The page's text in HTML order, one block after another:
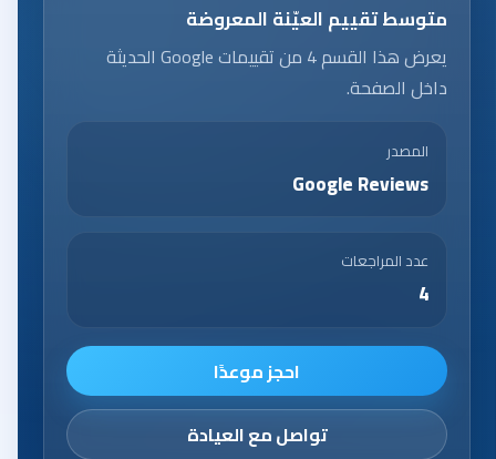
متوسط تقييم العيّنة المعروضة
يعرض هذا القسم 4 من تقييمات Google الحديثة
داخل الصفحة.
المصدر
Google Reviews
عدد المراجعات
4
احجز موعدًا
تواصل مع العيادة